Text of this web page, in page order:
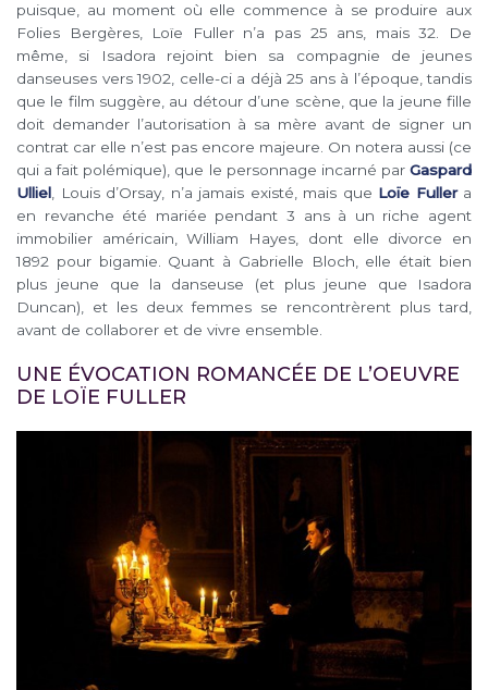
puisque, au moment où elle commence à se produire aux
Folies Bergères, Loïe Fuller n’a pas 25 ans, mais 32. De
même, si Isadora rejoint bien sa compagnie de jeunes
danseuses vers 1902, celle-ci a déjà 25 ans à l’époque, tandis
que le film suggère, au détour d’une scène, que la jeune fille
doit demander l’autorisation à sa mère avant de signer un
contrat car elle n’est pas encore majeure. On notera aussi (ce
qui a fait polémique), que le personnage incarné par Gaspard
Ulliel, Louis d’Orsay, n’a jamais existé, mais que Loïe Fullera
en revanche été mariée pendant 3 ans à un riche agent
immobilier américain, William Hayes, dont elle divorce en
1892 pour bigamie. Quant à Gabrielle Bloch, elle était bien
plus jeune que la danseuse (et plus jeune que Isadora
Duncan), et les deux femmes se rencontrèrent plus tard,
avant de collaborer et de vivre ensemble.
UNE ÉVOCATION ROMANCÉE DE L’OEUVRE
DE LOÏE FULLER